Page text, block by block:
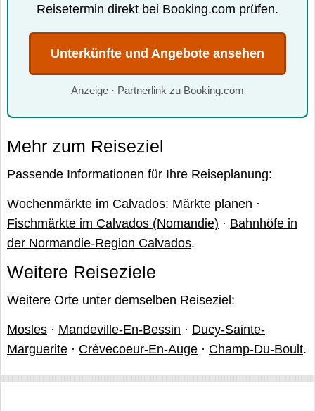
Reisetermin direkt bei Booking.com prüfen.
Unterkünfte und Angebote ansehen
Anzeige · Partnerlink zu Booking.com
Mehr zum Reiseziel
Passende Informationen für Ihre Reiseplanung:
Wochenmärkte im Calvados: Märkte planen ·
Fischmärkte im Calvados (Nomandie) · Bahnhöfe in
der Normandie-Region Calvados.
Weitere Reiseziele
Weitere Orte unter demselben Reiseziel:
Mosles · Mandeville-En-Bessin · Ducy-Sainte-
Marguerite · Crèvecoeur-En-Auge · Champ-Du-Boult.